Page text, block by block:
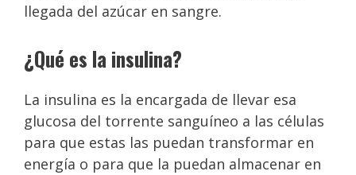
llegada del azúcar en sangre.
¿Qué es la insulina?
La insulina es la encargada de llevar esa
glucosa del torrente sanguíneo a las células
para que estas las puedan transformar en
energía o para que la puedan almacenar en